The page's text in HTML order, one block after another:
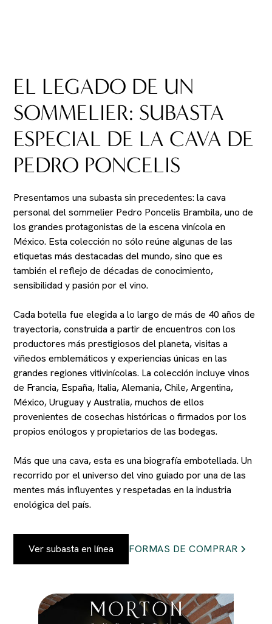
EL LEGADO DE UN
SOMMELIER: SUBASTA
ESPECIAL DE LA CAVA DE
PEDRO PONCELIS
Presentamos una subasta sin precedentes: la cava
personal del sommelier Pedro Poncelis Brambila, uno de
los grandes protagonistas de la escena vinícola en
México. Esta colección no sólo reúne algunas de las
etiquetas más destacadas del mundo, sino que es
también el reflejo de décadas de conocimiento,
sensibilidad y pasión por el vino.
Cada botella fue elegida a lo largo de más de 40 años de
trayectoria, construida a partir de encuentros con los
productores más prestigiosos del planeta, visitas a
viñedos emblemáticos y experiencias únicas en las
grandes regiones vitivinícolas. La colección incluye vinos
de Francia, España, Italia, Alemania, Chile, Argentina,
México, Uruguay y Australia, muchos de ellos
provenientes de cosechas históricas o firmados por los
propios enólogos y propietarios de las bodegas.
Más que una cava, esta es una biografía embotellada. Un
recorrido por el universo del vino guiado por una de las
mentes más influyentes y respetadas en la industria
enológica del país.
Ver subasta en línea FORMAS DE COMPRAR